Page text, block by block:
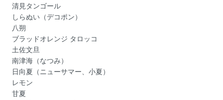
清見タンゴール
しらぬい（デコポン）
八朔
ブラッドオレンジ タロッコ
土佐文旦
南津海（なつみ）
日向夏（ニューサマー、小夏）
レモン
甘夏